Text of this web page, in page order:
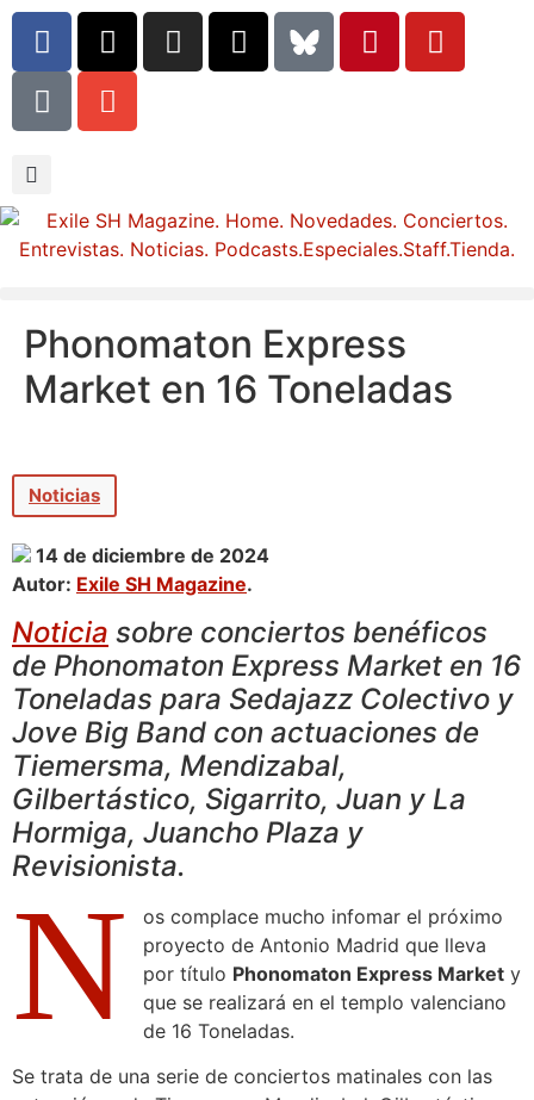
Phonomaton Express
Market en 16 Toneladas
Noticias
14 de diciembre de 2024
Autor: Exile SH Magazine.
Noticia sobre conciertos benéficos
de Phonomaton Express Market en 16
Toneladas para Sedajazz Colectivo y
Jove Big Band con actuaciones de
Tiemersma, Mendizabal,
Gilbertástico, Sigarrito, Juan y La
Hormiga, Juancho Plaza y
Revisionista.
N
os complace mucho infomar el próximo
proyecto de Antonio Madrid que lleva
por título Phonomaton Express Market y
que se realizará en el templo valenciano
de 16 Toneladas.
Se trata de una serie de conciertos matinales con las